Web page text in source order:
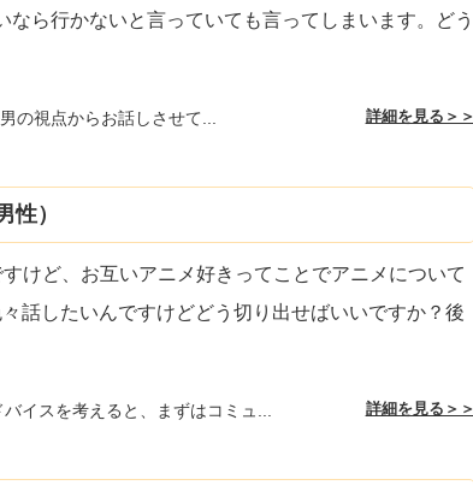
なら行かないと言っていても言ってしまいます。どう
の視点からお話しさせて... 詳細を見る＞＞
）
けど、お互いアニメ好きってことでアニメについて
話したいんですけどどう切り出せばいいですか？後
イスを考えると、まずはコミュ... 詳細を見る＞＞